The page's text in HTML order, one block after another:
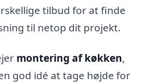
tilbud for at finde
til netop dit projekt.
montering af køkken,
god idé at tage højde for